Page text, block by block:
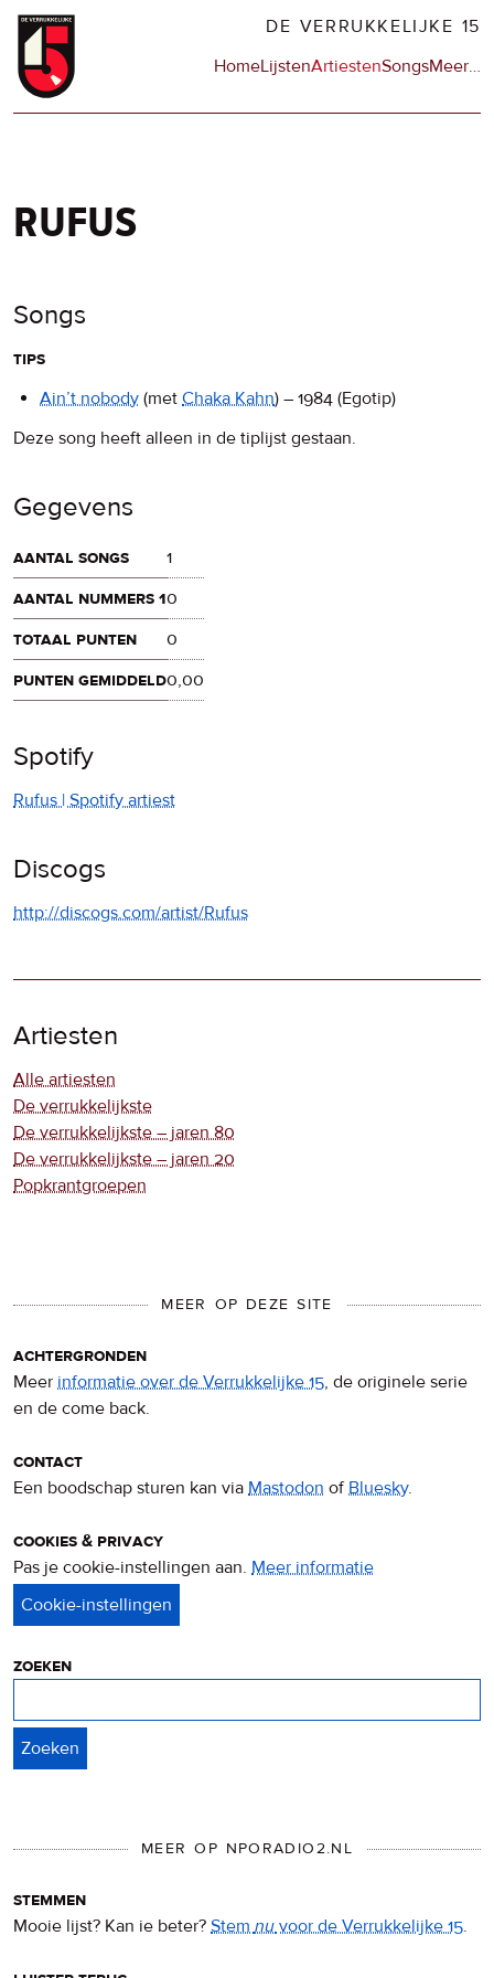
Overslaan
naar
DE VERRUKKELIJKE 15
Hoofdnavigatie
HomeLijstenArtiestenSongsMeerop
…
rufus
Songs
tips
Ain’t nobody (met Chaka Kahn) – 1984 (Egotip)
Deze song heeft alleen in de tiplijst gestaan.
Gegevens
aantal songs
1
aantal nummers 10
totaal punten
0
punten gemiddeld0,00
Spotify
Rufus | Spotify artiest
Discogs
http://discogs.com/artist/Rufus
Artiesten
Alle artiesten
De verrukkelijkste
De verrukkelijkste – jaren 80
De verrukkelijkste – jaren 20
Popkrantgroepen
MEER OP DEZE SITE
achtergronden
Meer informatie over de Verrukkelijke 15, de originele serie
en de come back.
contact
Een boodschap sturen kan via Mastodon ofBluesky.
cookies & privacy
Pas je cookie-instellingen aan. Meer informatie
zoeken
MEER OP NPORADIO2.NL
stemmen
Mooie lijst? Kan ie beter? Stemnuvoor de Verrukkelijke 15.